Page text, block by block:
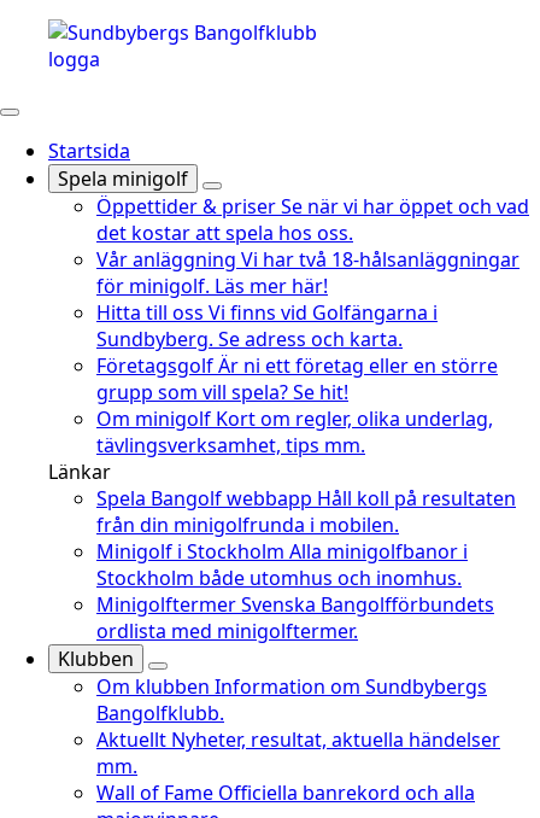
Startsida
Spela minigolf
Öppettider & priserSe när vi har öppet och vad
det kostar att spela hos oss.
Vår anläggning Vi har två 18-hålsanläggningar
för minigolf. Läs mer här!
Hitta till oss Vi finns vid Golfängarna i
Sundbyberg. Se adress och karta.
FöretagsgolfÄr ni ett företag eller en större
grupp som vill spela? Se hit!
Om minigolf Kort om regler, olika underlag,
tävlingsverksamhet, tips mm.
Länkar
Spela Bangolf webbapp Håll koll på resultaten
från din minigolfrunda i mobilen.
Minigolf i Stockholm Alla minigolfbanor i
Stockholm både utomhus och inomhus.
MinigolftermerSvenska Bangolfförbundets
ordlista med minigolftermer.
Klubben
Om klubben Information om Sundbybergs
Bangolfklubb.
Aktuellt Nyheter, resultat, aktuella händelser
mm.
Wall of Fame Officiella banrekord och alla